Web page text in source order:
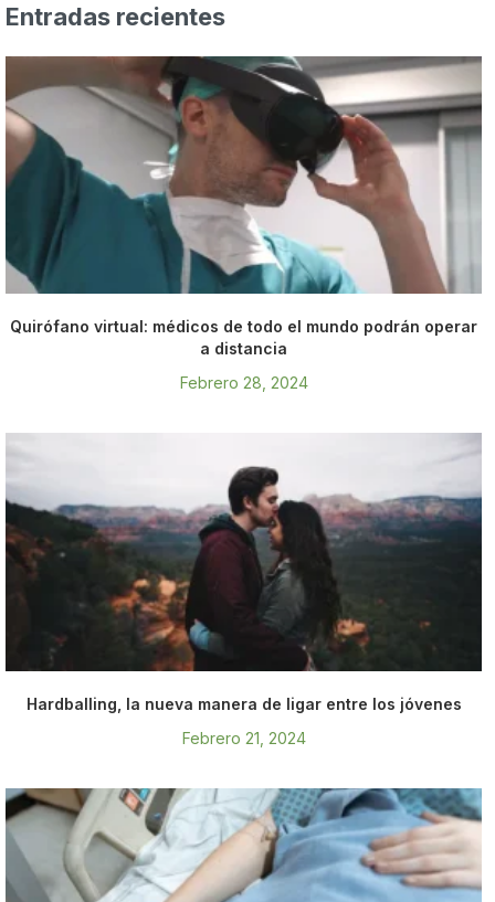
Entradas recientes
Quirófano virtual: médicos de todo el mundo podrán operar
a distancia
Febrero 28, 2024
Hardballing, la nueva manera de ligar entre los jóvenes
Febrero 21, 2024